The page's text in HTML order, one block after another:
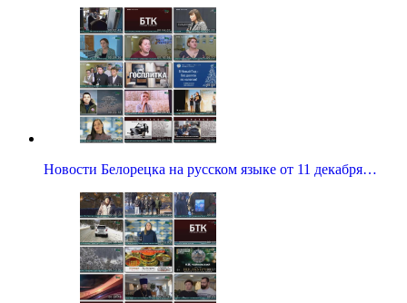
Новости Белорецка на русском языке от 11 декабря…